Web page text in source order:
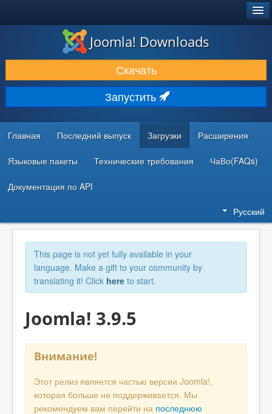
ЗАГРУЗКИ И РАСШИРЕНИЯ
ДОКУМЕНТАЦИЯ И ОБУЧЕНИЕ
СООБЩЕСТВО И ПОДДЕРЖКА
РЕСУРСЫ ДЛЯ РАЗРАБОТЧИКОВ
Joomla! Downloads
Скачать
Запустить
Главная Последний выпуск Загрузки Расширения
Языковые пакеты Технические требования ЧаВо(FAQs)
Документация по API
Русский
This page is not yet fully available in your
language. Make a gift to your community by
translating it! Click here to start.
Joomla! 3.9.5
Внимание!
Этот релиз является частью версии Joomla!,
которая больше не поддерживается. Мы
рекомендуем вам перейти на последнюю